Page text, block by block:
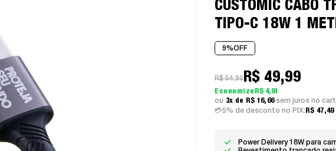
CUSTOMIC CABO
TIPO-C 18W 1
9%OFF
5% de desconto no PIX: R$ 47,49
R$ 54,90R$ 49,99
R$ 4,91
3x
R$ 16,66 sem juros
Power Delivery 18W para